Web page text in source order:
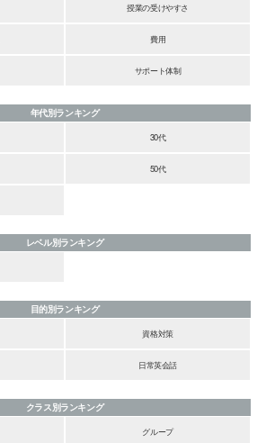
授業の受けやすさ
費用
サポート体制
年代別ランキング
30代
50代
レベル別ランキング
目的別ランキング
資格対策
日常英会話
クラス別ランキング
グループ